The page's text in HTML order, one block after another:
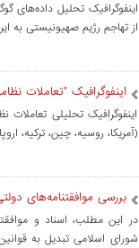
اینفوگرافیک تحلیل داده‌های
از تهاجم رژیم صهیونیستی به
اینفوگرافیک "تعاملات
اینفوگرافیک تحلیلی
(آمریکا، روسیه، چین، ترکیه، اروپا، ایران
بررسی موافقتنامه‌های
در این مطلب، اسناد و
شورای اسلامی تبدیل به